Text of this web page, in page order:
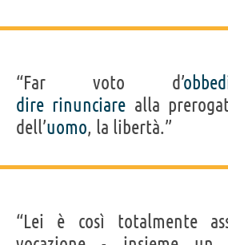
“Far voto d’
dire rinunciare alla
dell’uomo, la libertà.”
“Lei è così totalmente